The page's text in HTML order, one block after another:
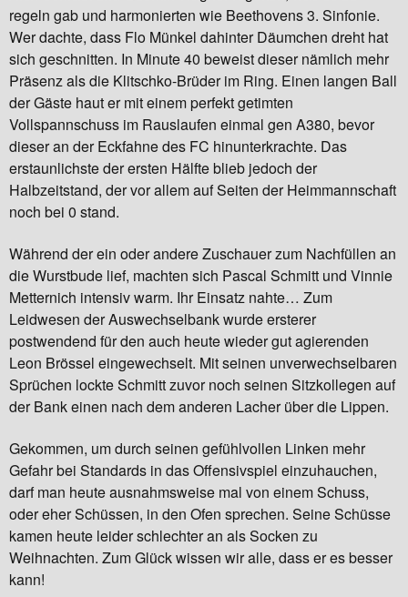
regeln gab und harmonierten wie Beethovens 3. Sinfonie.
Wer dachte, dass Flo Münkel dahinter Däumchen dreht hat
sich geschnitten. In Minute 40 beweist dieser nämlich mehr
Präsenz als die Klitschko-Brüder im Ring. Einen langen Ball
der Gäste haut er mit einem perfekt getimten
Vollspannschuss im Rauslaufen einmal gen A380, bevor
dieser an der Eckfahne des FC hinunterkrachte. Das
erstaunlichste der ersten Hälfte blieb jedoch der
Halbzeitstand, der vor allem auf Seiten der Heimmannschaft
noch bei 0 stand.
Während der ein oder andere Zuschauer zum Nachfüllen an
die Wurstbude lief, machten sich Pascal Schmitt und Vinnie
Metternich intensiv warm. Ihr Einsatz nahte… Zum
Leidwesen der Auswechselbank wurde ersterer
postwendend für den auch heute wieder gut agierenden
Leon Brössel eingewechselt. Mit seinen unverwechselbaren
Sprüchen lockte Schmitt zuvor noch seinen Sitzkollegen auf
der Bank einen nach dem anderen Lacher über die Lippen.
Gekommen, um durch seinen gefühlvollen Linken mehr
Gefahr bei Standards in das Offensivspiel einzuhauchen,
darf man heute ausnahmsweise mal von einem Schuss,
oder eher Schüssen, in den Ofen sprechen. Seine Schüsse
kamen heute leider schlechter an als Socken zu
Weihnachten. Zum Glück wissen wir alle, dass er es besser
kann!